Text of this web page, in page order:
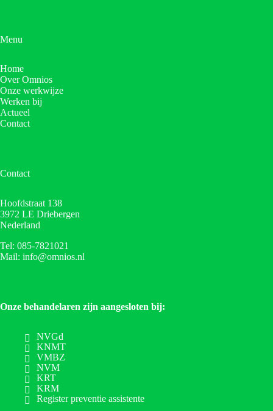
Menu
Home
Over Omnios
Onze werkwijze
Werken bij
Actueel
Contact
Contact
Hoofdstraat 138
3972 LE Driebergen
Nederland
Tel: 085-7821021
Mail: info@omnios.nl
Onze behandelaren zijn aangesloten bij:
NVGd
KNMT
VMBZ
NVM
KRT
KRM
Register preventie assistente